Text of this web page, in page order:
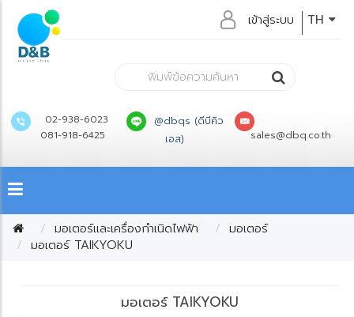
TH
เข้าสู่ระบบ
02-938-6023
081-918-6425
@dbqs (ดีบีคิว
เอส)
sales@dbq.co.th
มอเตอร์และเครื่องกำเนิดไฟฟ้า
มอเตอร์
มอเตอร์ TAIKYOKU
มอเตอร์ TAIKYOKU